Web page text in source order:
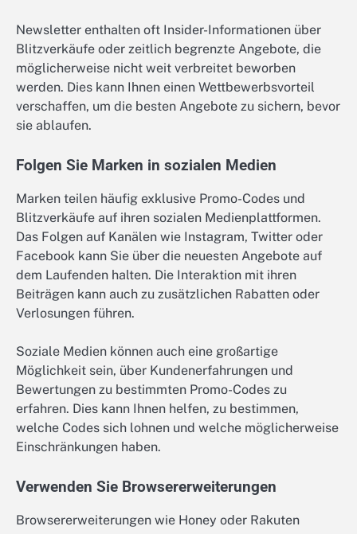
Newsletter enthalten oft Insider-Informationen über
Blitzverkäufe oder zeitlich begrenzte Angebote, die
möglicherweise nicht weit verbreitet beworben
werden. Dies kann Ihnen einen Wettbewerbsvorteil
verschaffen, um die besten Angebote zu sichern, bevor
sie ablaufen.
Folgen Sie Marken in sozialen Medien
Marken teilen häufig exklusive Promo-Codes und
Blitzverkäufe auf ihren sozialen Medienplattformen.
Das Folgen auf Kanälen wie Instagram, Twitter oder
Facebook kann Sie über die neuesten Angebote auf
dem Laufenden halten. Die Interaktion mit ihren
Beiträgen kann auch zu zusätzlichen Rabatten oder
Verlosungen führen.
Soziale Medien können auch eine großartige
Möglichkeit sein, über Kundenerfahrungen und
Bewertungen zu bestimmten Promo-Codes zu
erfahren. Dies kann Ihnen helfen, zu bestimmen,
welche Codes sich lohnen und welche möglicherweise
Einschränkungen haben.
Verwenden Sie Browsererweiterungen
Browsererweiterungen wie Honey oder Rakuten